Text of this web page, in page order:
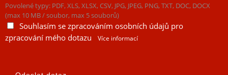
Povolené typy: PDF, XLS, XLSX, CSV, JPG, JPEG, PNG, TXT, DOC, DOCX
(max 10 MB / soubor, max 5 souborů)
Souhlasím se zpracováním osobních údajů pro
zpracování mého dotazu
Více informací